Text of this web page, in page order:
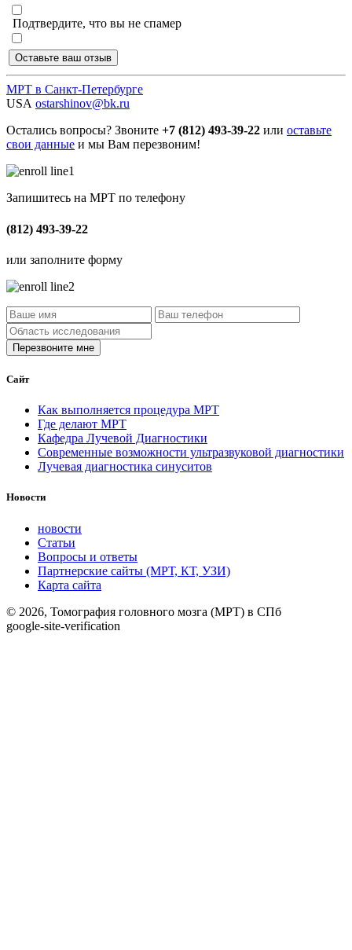
Подтвердите, что вы не спамер
МРТ в Санкт-Петербурге
USA ostarshinov@bk.ru
Остались вопросы? Звоните +7 (812) 493-39-22 или оставьте
свои данные и мы Вам перезвоним!
Запишитесь на МРТ по телефону
(812) 493-39-22
или заполните форму
Сайт
Как выполняется процедура МРТ
Где делают МРТ
Кафедра Лучевой Диагностики
Современные возможности ультразвуковой диагностики
Лучевая диагностика синуситов
Новости
новости
Статьи
Вопросы и ответы
Партнерские сайты (МРТ, КТ, УЗИ)
Карта сайта
© 2026, Томография головного мозга (МРТ) в СПб
google-site-verification